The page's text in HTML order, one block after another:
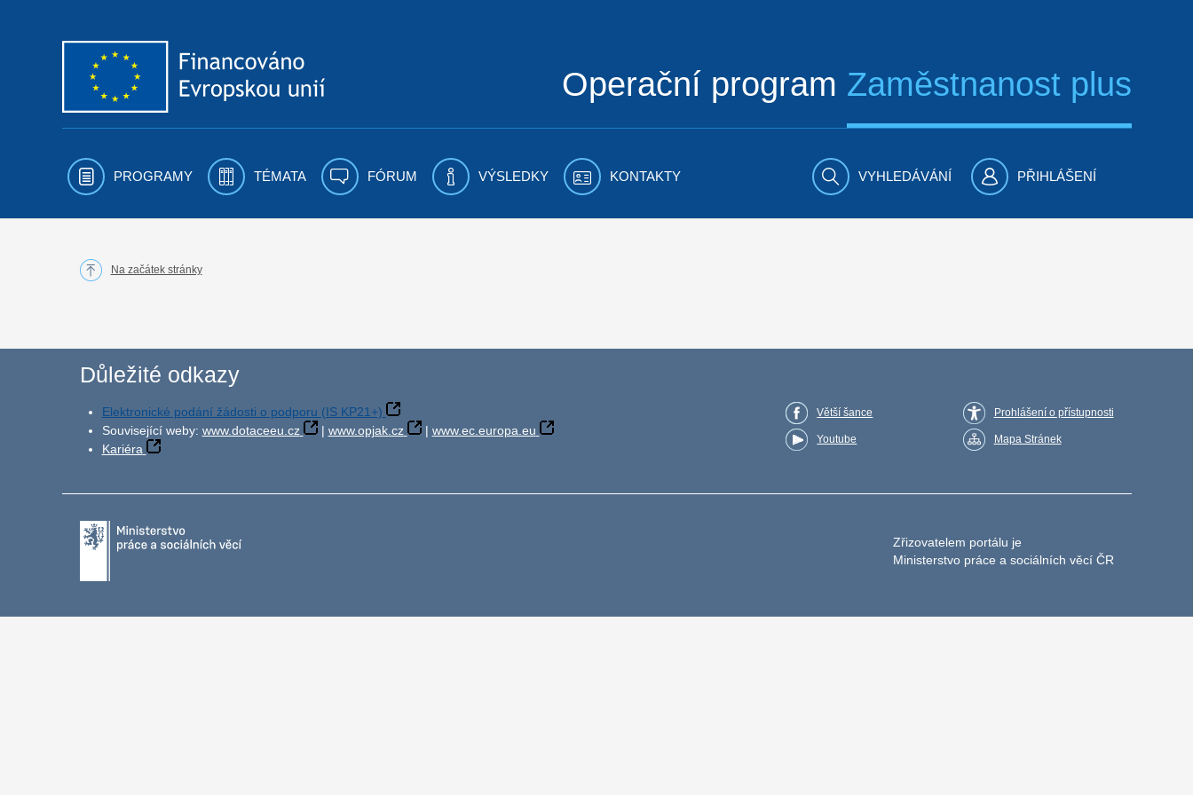
Operační program Zaměstnanost plus
PROGRAMY TÉMATA FÓRUM VÝSLEDKY KONTAKTY VYHLEDÁVÁNÍ PŘIHLÁŠENÍ
Na začátek stránky
Důležité odkazy
Elektronické podání žádosti o podporu (IS KP21+)
Související weby: www.dotaceeu.cz | www.opjak.cz | www.ec.europa.eu
Kariéra
Větší šance
Youtube
Prohlášení o přístupnosti
Mapa Stránek
Zřizovatelem portálu je
Ministerstvo práce a sociálních věcí ČR